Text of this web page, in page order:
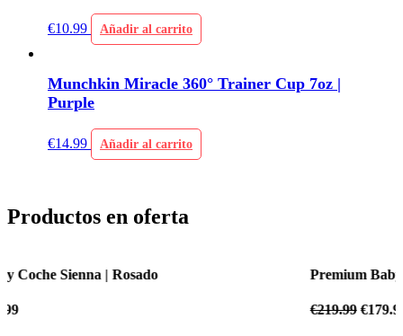
€10.99 Añadir al carrito
Munchkin Miracle 360° Trainer Cup 7oz |
Purple
€14.99 Añadir al carrito
Productos en oferta
Premium Baby Coche Sienna | Azul Celeste